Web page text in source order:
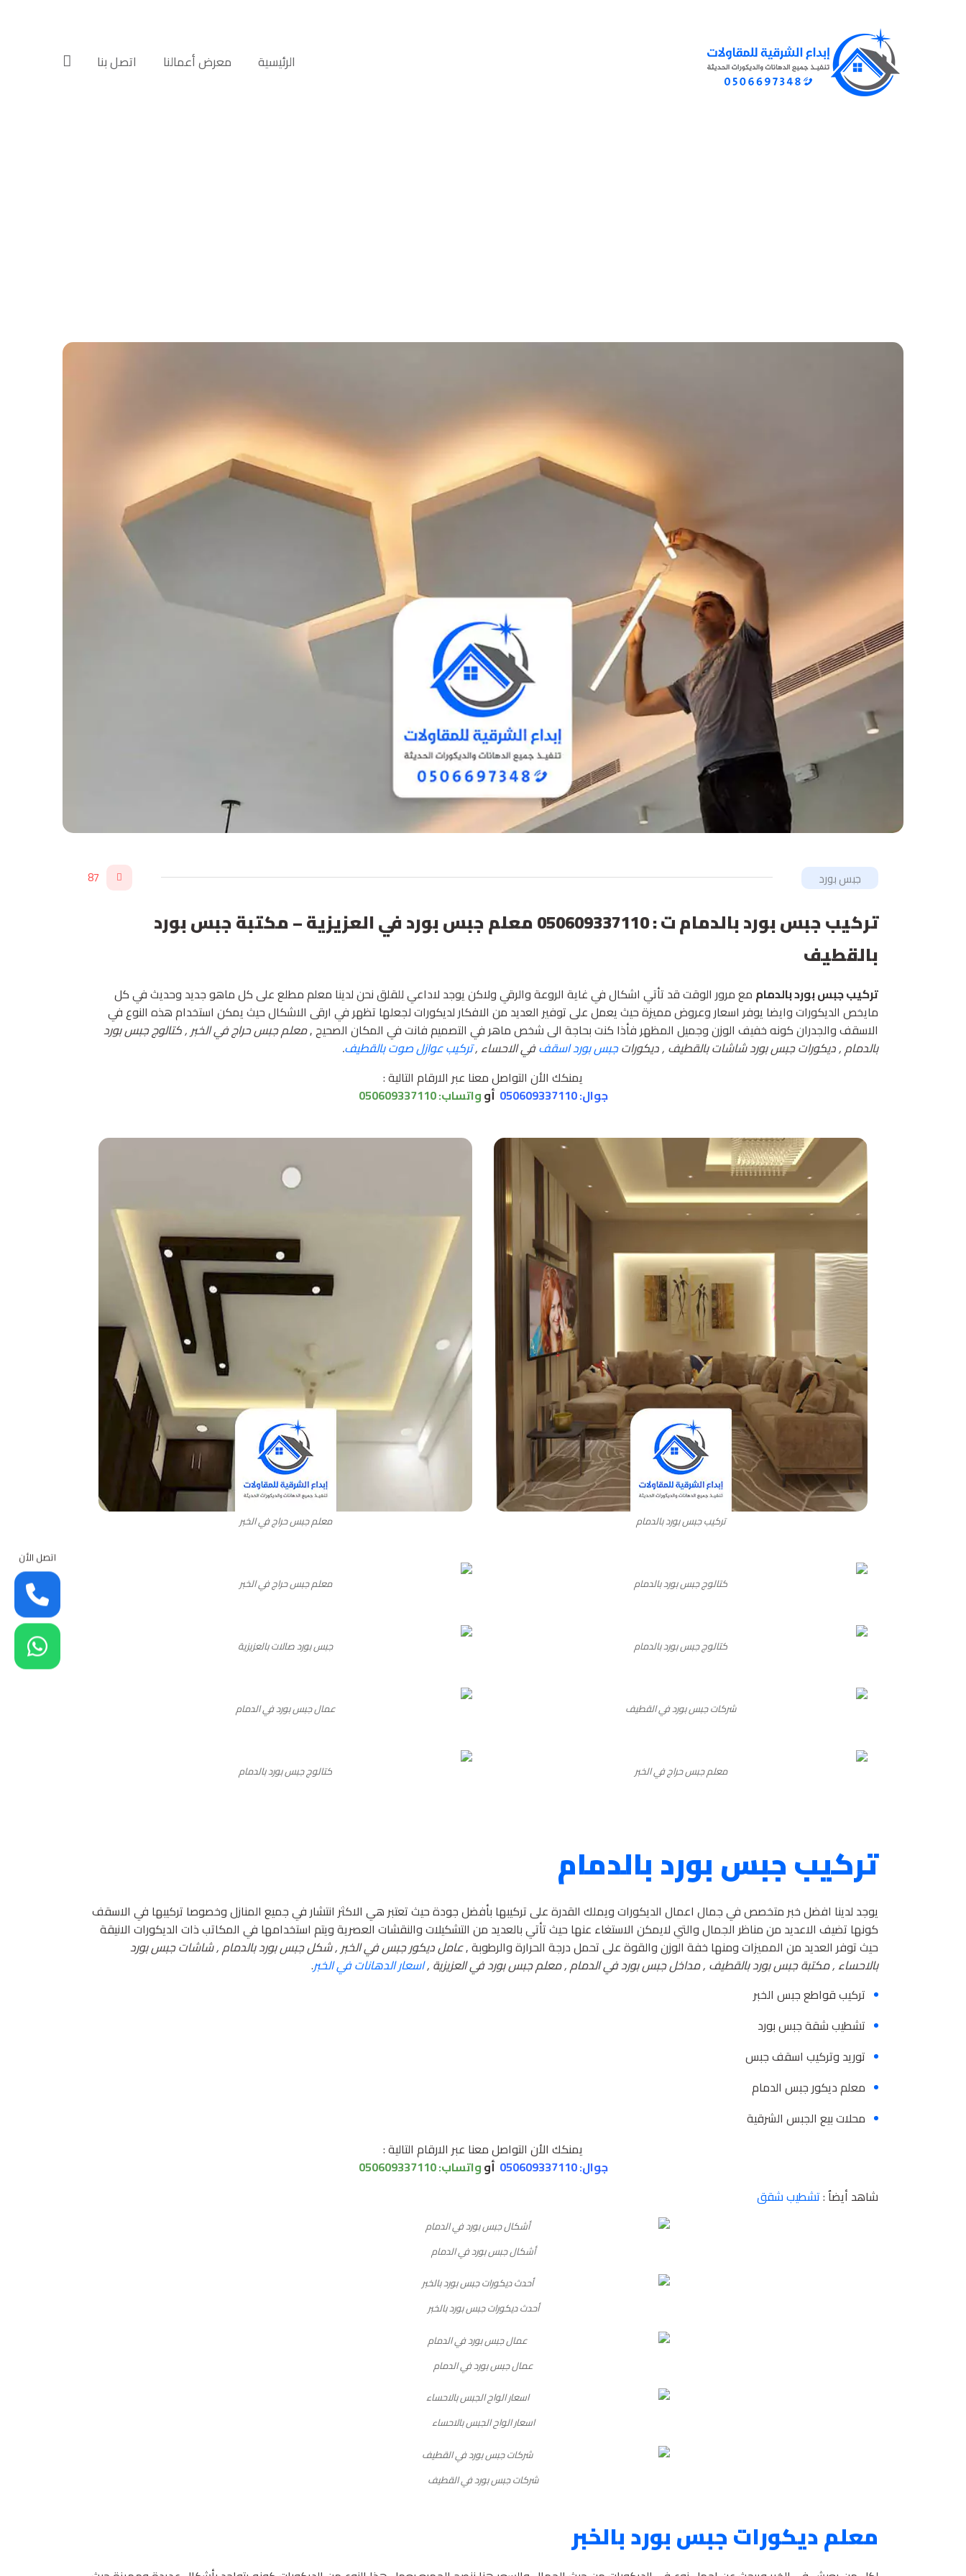
الرئيسية‎ معرض أعمالنا‎‎ اتصل بنا‎‎
جبس بورد 87
تركيب جبس بورد بالدمام ت : 050609337110 معلم جبس بورد في العزيزية – مكتبة جبس بورد
بالقطيف
تركيب جبس بورد بالدمام مع مرور الوقت قد تأتي اشكال في غاية الروعة والرقي ولاكن يوجد لاداعي للقلق نحن لدينا معلم مطلع على كل ماهو جديد وحديث في كل
مايخص الديكورات وايضا يوفر اسعار وعروض مميزة حيث يعمل على توفير العديد من الافكار لديكورات لجعلها تظهر في ارقى الاشكال حيث يمكن استخدام هذه النوع في
الاسقف والجدران كونه خفيف الوزن وجميل المظهر فأذا كنت بحاجة الى شخص ماهر في التصميم فانت في المكان الصحيح ,معلم جبس حراج في الخبر , كتالوج جبس بورد
بالدمام , ديكورات جبس بورد شاشات بالقطيف , ديكوراتجبس بورد اسقففي الاحساء ,تركيب عوازل صوت بالقطيف.
يمنكك الأن التواصل معنا عبر الارقام التالية :
جوال: 050609337110
أوواتساب:050609337110
تركيب جبس بورد بالدمام معلم جبس حراج في الخبر
كتالوج جبس بورد بالدمام معلم جبس حراج في الخبر
كتالوج جبس بورد بالدمام جبس بورد صالات بالعزيزية
شركات جبس بورد في القطيف عمال جبس بورد في الدمام
معلم جبس حراج في الخبر كتالوج جبس بورد بالدمام
تركيب جبس بورد بالدمام
يوجد لدينا افضل خبر متخصص في جمال اعمال الديكورات ويملك القدرة على تركيبها بأفضل جودة حيث تعتبر هي الاكثر انتشار في جميع المنازل وخصوصا تركيبها في الاسقف
كونها تضيف الاعديد من مناظر الجمال والتي لايمكن الاستغاء عنها حيث تأتي بالعديد من التشكيلات والنقشات العصرية ويتم استخدامها في المكاتب ذات الديكورات الانيقة
حيث توفر العديد من المميزات ومنها خفة الوزن والقوة على تحمل درجة الحرارة والرطوبة ,عامل ديكور جبس في الخبر , شكل جبس بورد بالدمام , شاشات جبس بورد
بالاحساء , مكتبة جبس بورد بالقطيف , مداخل جبس بورد في الدمام , معلم جبس بورد في العزيزية ,اسعار الدهانات في الخبر.
تركيب قواطع جبس الخبر
تشطيب شقة جبس بورد
توريد وتركيب اسقف جبس
معلم ديكور جبس الدمام
محلات بيع الجبس الشرقية
يمنكك الأن التواصل معنا عبر الارقام التالية :
جوال: 050609337110
أوواتساب:050609337110
شاهد أيضاٌ :تشطيب شقق
أشكال جبس بورد في الدمام
أحدث ديكورات جبس بورد بالخبر
عمال جبس بورد في الدمام
اسعار الواح الجبس بالاحساء
شركات جبس بورد في القطيف
معلم ديكورات جبس بورد بالخبر
اتصل الأن